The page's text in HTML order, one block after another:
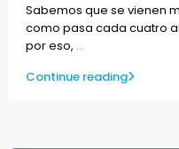
Sabemos que se vienen
como pasa cada cuatro
por eso, ...
Continue reading